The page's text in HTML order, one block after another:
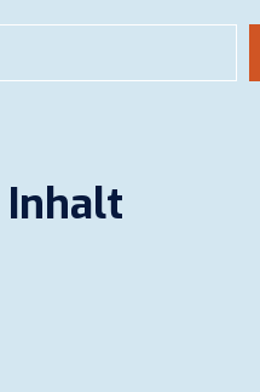
Inhalt